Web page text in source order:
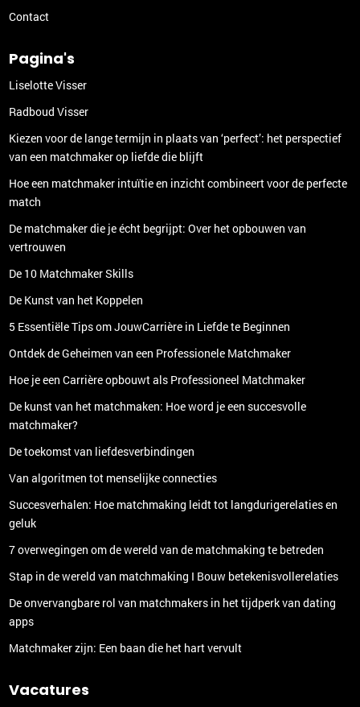
Contact
Pagina's
Liselotte Visser
Radboud Visser
Kiezen voor de lange termijn in plaats van ‘perfect’: het perspectief
van een matchmaker op liefde die blijft
Hoe een matchmaker intuïtie en inzicht combineert voor de perfecte
match
De matchmaker die je écht begrijpt: Over het opbouwen van
vertrouwen
De 10 Matchmaker Skills
De Kunst van het Koppelen
5 Essentiële Tips om JouwCarrière in Liefde te Beginnen
Ontdek de Geheimen van een Professionele Matchmaker
Hoe je een Carrière opbouwt als Professioneel Matchmaker
De kunst van het matchmaken: Hoe word je een succesvolle
matchmaker?
De toekomst van liefdesverbindingen
Van algoritmen tot menselijke connecties
Succesverhalen: Hoe matchmaking leidt tot langdurigerelaties en
geluk
7 overwegingen om de wereld van de matchmaking te betreden
Stap in de wereld van matchmaking I Bouw betekenisvollerelaties
De onvervangbare rol van matchmakers in het tijdperk van dating
apps
Matchmaker zijn: Een baan die het hart vervult
Vacatures